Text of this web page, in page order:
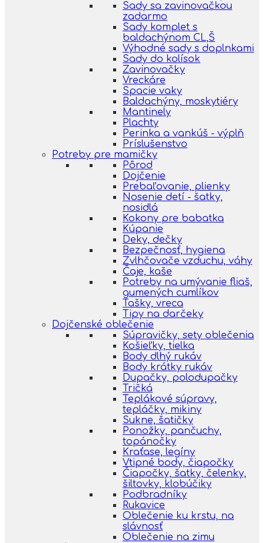
Sady sa zavinovačkou
zadarmo
Sady komplet s
baldachýnom CL,Š
Výhodné sady s doplnkami
Sady do kolísok
Zavinovačky
Vreckáre
Spacie vaky
Baldachýny, moskytiéry
Mantinely
Plachty
Perinka a vankúš - výplň
Príslušenstvo
Potreby pre mamičky
Pôrod
Dojčenie
Prebaľovanie, plienky
Nosenie detí - šatky,
nosidlá
Kokony pre babatka
Kúpanie
Deky, dečky
Bezpečnosť, hygiena
Zvlhčovače vzduchu, váhy
Čaje, kaše
Potreby na umývanie fliaš,
gumených cumlíkov
Tašky, vreca
Tipy na darčeky
Dojčenské oblečenie
Súpravičky, sety oblečenia
Košieľky, tielka
Body dlhý rukáv
Body krátky rukáv
Dupačky, polodupačky
Tričká
Teplákové súpravy,
tepláčky, mikiny
Sukne, šatičky
Ponožky, pančuchy,
topánočky
Kraťase, legíny
Vtipné body, čiapočky
Čiapočky, šatky, čelenky,
šiltovky, klobúčiky
Podbradníky
Rukavice
Oblečenie ku krstu, na
slávnosť
Oblečenie na zimu